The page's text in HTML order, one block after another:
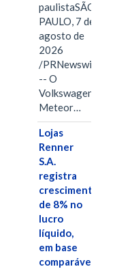
paulistaSÃO
PAULO, 7 de
agosto de
2026
/PRNewswire/
-- O
Volkswagen
Meteor…
Lojas
Renner
S.A.
registra
crescimento
de 8% no
lucro
líquido,
em base
comparável,